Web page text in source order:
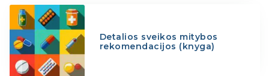
Detalios sveikos mitybos
rekomendacijos (knyga)